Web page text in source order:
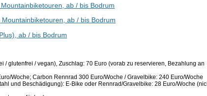
ab / bis Bodrum
ab / bis Bodrum
ab / bis Bodrum
/ glutenfrei / vegan), Zuschlag: 70 Euro (vorab zu reservieren, Bezahlung an
Woche; Carbon Rennrad 300 Euro/Woche / Gravelbike: 240 Euro/Woche
und Beschädigung): E-Bike oder Rennrad/Gravelbike: 28 Euro/Woche